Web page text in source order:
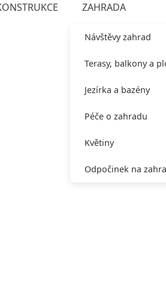
ZAHRADA
Návštěvy zahrad
Terasy, balkony a
Jezírka a bazény
Péče o zahradu
Květiny
Odpočinek na